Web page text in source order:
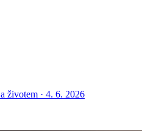
životem · 4. 6. 2026